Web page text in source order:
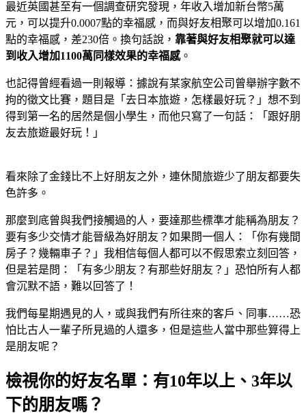
最近英國甚至有一個調查研究發現，年收入增加新台幣5萬
元，可以提升0.0007點的幸福感，而與好友相聚可以增加0.161
點的幸福感，差230倍。換句話說， 靠著與好友相聚就可以達
到收入增加1100萬同樣效果的幸福感。
也記得曾經看過一則報導：據說有某家航空公司曾舉辦字數不
拘的徵文比賽，題目是「去日本旅遊，怎樣最好玩？」想不到
得到第一名的居然是個小學生，而他只寫了一句話：「跟好朋
友去旅遊最好玩！」
看來除了金錢比不上好朋友之外，連休閒旅遊少了朋友都要失
色許多。
那麼到底曾與我們接觸過的人，要達那些標準才能稱為朋友？
要有多少交情才能晉級為好朋友？如果問一個人：「你有幾間
房子？幾輛車子？」我相信每個人都可以不假思索立刻回答，
但是若是問：「有多少朋友？有那些好朋友？」恐怕所有人都
會沉默不語，難以回答了！
我們每星期遇見的人，或與我們有所往來的客戶、同事……恐
怕比古人一輩子所見過的人還多，但是這些人當中那些算得上
是朋友呢？
檢視你的好友名單：有10年以上、3年以
下的朋友嗎？